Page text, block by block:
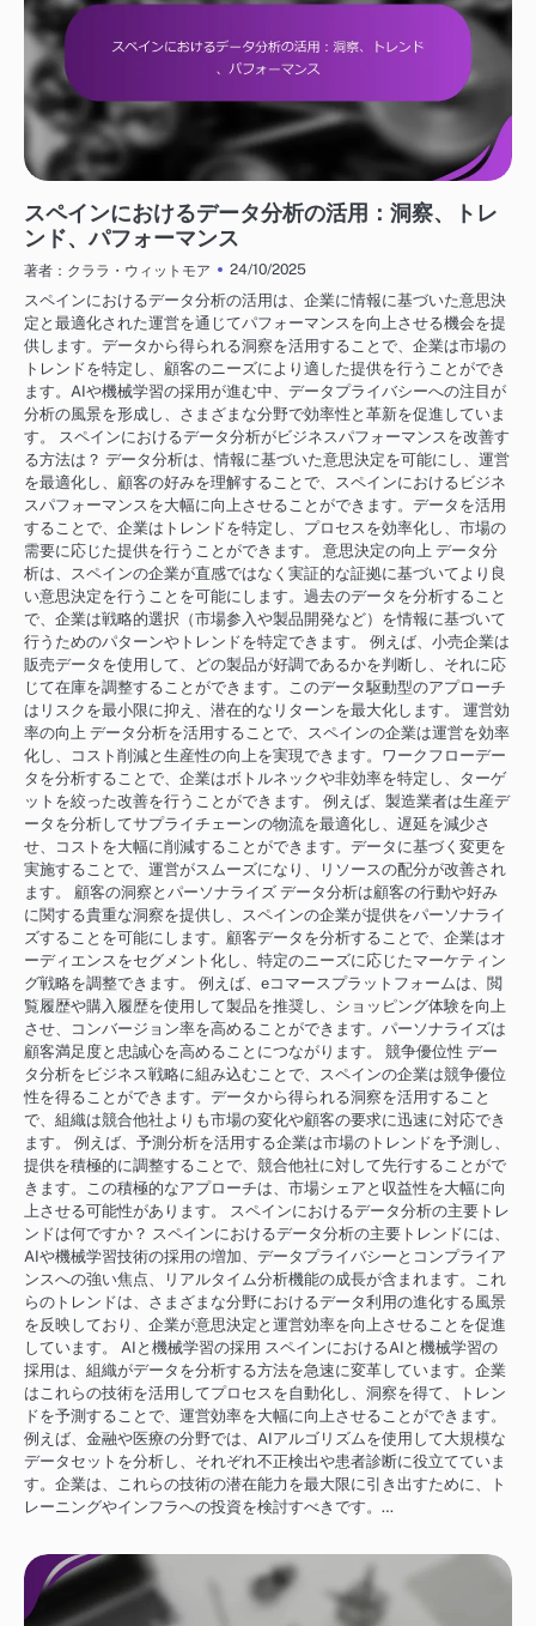
スペインにおけるデータ分析の活用：洞察、トレ
ンド、パフォーマンス
著者：クララ・ウィットモア
24/10/2025
スペインにおけるデータ分析の活用は、企業に情報に基づいた意思決
定と最適化された運営を通じてパフォーマンスを向上させる機会を提
供します。データから得られる洞察を活用することで、企業は市場の
トレンドを特定し、顧客のニーズにより適した提供を行うことができ
ます。AIや機械学習の採用が進む中、データプライバシーへの注目が
分析の風景を形成し、さまざまな分野で効率性と革新を促進していま
す。 スペインにおけるデータ分析がビジネスパフォーマンスを改善す
る方法は？ データ分析は、情報に基づいた意思決定を可能にし、運営
を最適化し、顧客の好みを理解することで、スペインにおけるビジネ
スパフォーマンスを大幅に向上させることができます。データを活用
することで、企業はトレンドを特定し、プロセスを効率化し、市場の
需要に応じた提供を行うことができます。 意思決定の向上 データ分
析は、スペインの企業が直感ではなく実証的な証拠に基づいてより良
い意思決定を行うことを可能にします。過去のデータを分析すること
で、企業は戦略的選択（市場参入や製品開発など）を情報に基づいて
行うためのパターンやトレンドを特定できます。 例えば、小売企業は
販売データを使用して、どの製品が好調であるかを判断し、それに応
じて在庫を調整することができます。このデータ駆動型のアプローチ
はリスクを最小限に抑え、潜在的なリターンを最大化します。 運営効
率の向上 データ分析を活用することで、スペインの企業は運営を効率
化し、コスト削減と生産性の向上を実現できます。ワークフローデー
タを分析することで、企業はボトルネックや非効率を特定し、ターゲ
ットを絞った改善を行うことができます。 例えば、製造業者は生産デ
ータを分析してサプライチェーンの物流を最適化し、遅延を減少さ
せ、コストを大幅に削減することができます。データに基づく変更を
実施することで、運営がスムーズになり、リソースの配分が改善され
ます。 顧客の洞察とパーソナライズ データ分析は顧客の行動や好み
に関する貴重な洞察を提供し、スペインの企業が提供をパーソナライ
ズすることを可能にします。顧客データを分析することで、企業はオ
ーディエンスをセグメント化し、特定のニーズに応じたマーケティン
グ戦略を調整できます。 例えば、eコマースプラットフォームは、閲
覧履歴や購入履歴を使用して製品を推奨し、ショッピング体験を向上
させ、コンバージョン率を高めることができます。パーソナライズは
顧客満足度と忠誠心を高めることにつながります。 競争優位性 デー
タ分析をビジネス戦略に組み込むことで、スペインの企業は競争優位
性を得ることができます。データから得られる洞察を活用すること
で、組織は競合他社よりも市場の変化や顧客の要求に迅速に対応でき
ます。 例えば、予測分析を活用する企業は市場のトレンドを予測し、
提供を積極的に調整することで、競合他社に対して先行することがで
きます。この積極的なアプローチは、市場シェアと収益性を大幅に向
上させる可能性があります。 スペインにおけるデータ分析の主要トレ
ンドは何ですか？ スペインにおけるデータ分析の主要トレンドには、
AIや機械学習技術の採用の増加、データプライバシーとコンプライア
ンスへの強い焦点、リアルタイム分析機能の成長が含まれます。これ
らのトレンドは、さまざまな分野におけるデータ利用の進化する風景
を反映しており、企業が意思決定と運営効率を向上させることを促進
しています。 AIと機械学習の採用 スペインにおけるAIと機械学習の
採用は、組織がデータを分析する方法を急速に変革しています。企業
はこれらの技術を活用してプロセスを自動化し、洞察を得て、トレン
ドを予測することで、運営効率を大幅に向上させることができます。
例えば、金融や医療の分野では、AIアルゴリズムを使用して大規模な
データセットを分析し、それぞれ不正検出や患者診断に役立てていま
す。企業は、これらの技術の潜在能力を最大限に引き出すために、ト
レーニングやインフラへの投資を検討すべきです。…